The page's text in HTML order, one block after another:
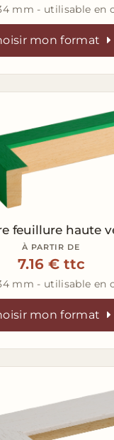
mm - utilisable en
mon format
feuillure haute
À PARTIR DE
7.16 € ttc
mm - utilisable en
mon format